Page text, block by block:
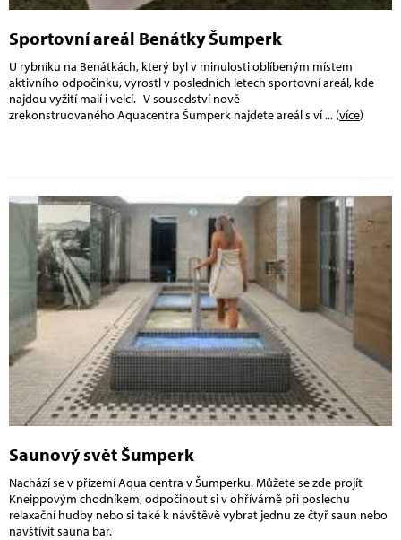
Sportovní areál Benátky Šumperk
U rybníku na Benátkách, který byl v minulosti oblíbeným místem
aktivního odpočinku, vyrostl v posledních letech sportovní areál, kde
najdou vyžití malí i velcí. V sousedství nově
zrekonstruovaného Aquacentra Šumperk najdete areál s ví... (více)
Saunový svět Šumperk
Nachází se v přízemí Aqua centra v Šumperku. Můžete se zde projít
Kneippovým chodníkem, odpočinout si v ohřívárně při poslechu
relaxační hudby nebo si také k návštěvě vybrat jednu ze čtyř saun nebo
navštívit sauna bar.